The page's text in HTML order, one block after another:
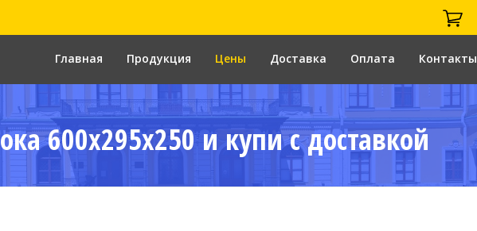
Главная Продукция Цены Доставка Оплата Контакты
600x295x250 и купи с доставкой